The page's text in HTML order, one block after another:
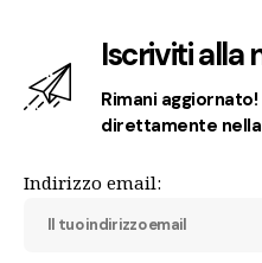
Iscriviti alla
Rimani
direttamente
Indirizzo email: